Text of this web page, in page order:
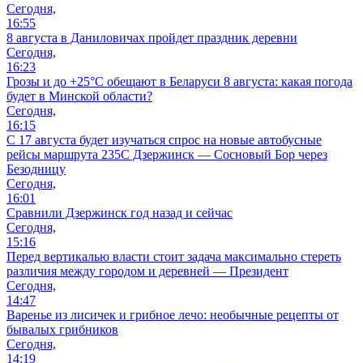
Сегодня,
16:55
8 августа в Даниловичах пройдет праздник деревни
Сегодня,
16:23
Грозы и до +25°С обещают в Беларуси 8 августа: какая погода
будет в Минской области?
Сегодня,
16:15
С 17 августа будет изучаться спрос на новые автобусные
рейсы маршрута 235С Дзержинск — Сосновый Бор через
Безодницу
Сегодня,
16:01
Сравнили Дзержинск год назад и сейчас
Сегодня,
15:16
Перед вертикалью власти стоит задача максимально стереть
различия между городом и деревней — Президент
Сегодня,
14:47
Варенье из лисичек и грибное лечо: необычные рецепты от
бывалых грибников
Сегодня,
14:19